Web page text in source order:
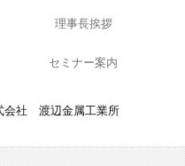
理事長挨拶
所長挨拶
経営理念
職員紹介
セミナー案内
セミナー申し込み
会社 渡辺金属工業所